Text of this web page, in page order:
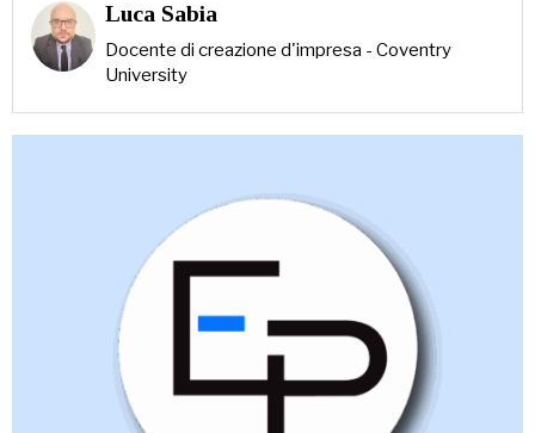
Luca Sabia
Docente di creazione d'impresa - Coventry
University